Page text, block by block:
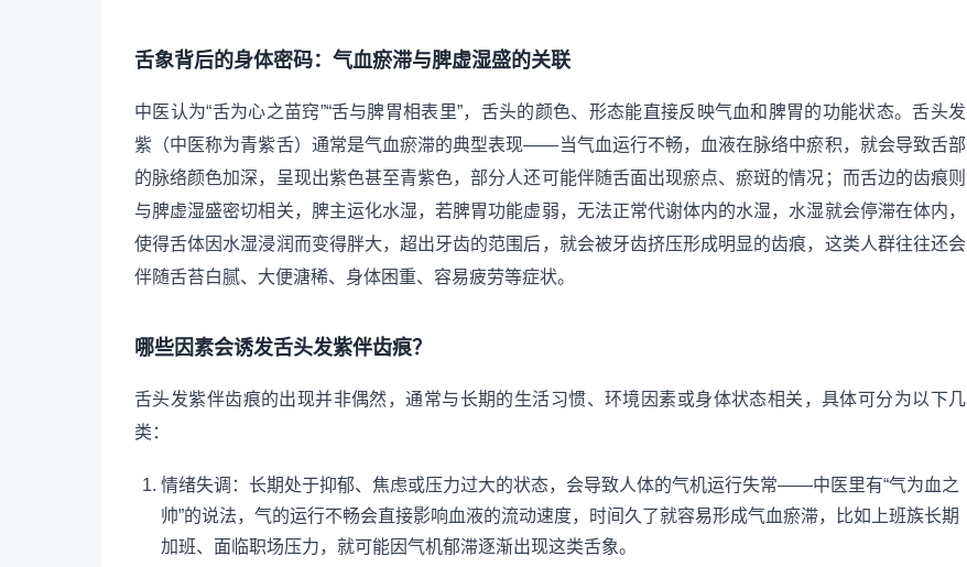
舌象背后的身体密码：气血瘀滞与脾虚湿盛的关联
中医认为“舌为心之苗窍”“舌与脾胃相表里”，舌头的颜色、形态能直接反映气血和脾胃的功能状态。舌头发
紫（中医称为青紫舌）通常是气血瘀滞的典型表现——当气血运行不畅，血液在脉络中瘀积，就会导致舌部
的脉络颜色加深，呈现出紫色甚至青紫色，部分人还可能伴随舌面出现瘀点、瘀斑的情况；而舌边的齿痕则
与脾虚湿盛密切相关，脾主运化水湿，若脾胃功能虚弱，无法正常代谢体内的水湿，水湿就会停滞在体内，
使得舌体因水湿浸润而变得胖大，超出牙齿的范围后，就会被牙齿挤压形成明显的齿痕，这类人群往往还会
伴随舌苔白腻、大便溏稀、身体困重、容易疲劳等症状。
哪些因素会诱发舌头发紫伴齿痕？
舌头发紫伴齿痕的出现并非偶然，通常与长期的生活习惯、环境因素或身体状态相关，具体可分为以下几
类：
情绪失调：长期处于抑郁、焦虑或压力过大的状态，会导致人体的气机运行失常——中医里有“气为血之
帅”的说法，气的运行不畅会直接影响血液的流动速度，时间久了就容易形成气血瘀滞，比如上班族长期
加班、面临职场压力，就可能因气机郁滞逐渐出现这类舌象。